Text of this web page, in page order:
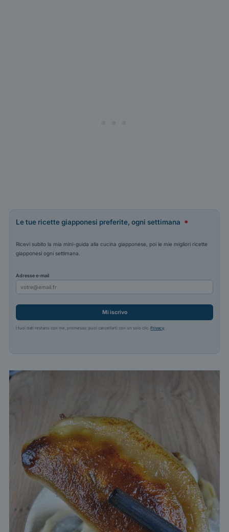
Le tue ricette giapponesi preferite, ogni settimana
Ricevi subito la mia mini-guida alla cucina giapponese, poi le mie migliori ricette
giapponesi ogni settimana.
Adresse e-mail
Mi iscrivo
I tuoi dati restano con me, promesso: puoi cancellarti con un solo clic.Privacy